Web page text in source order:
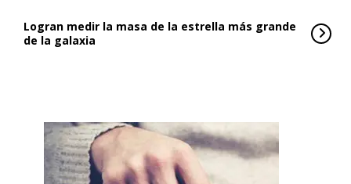
Logran medir la masa de la estrella más grande
de la galaxia